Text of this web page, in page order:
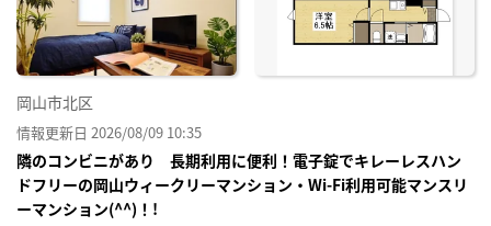
岡山市北区
情報更新日 2026/08/09 10:35
隣のコンビニがあり 長期利用に便利！電子錠でキレーレスハン
ドフリーの岡山ウィークリーマンション・Wi-Fi利用可能マンスリ
ーマンション(^^)！!